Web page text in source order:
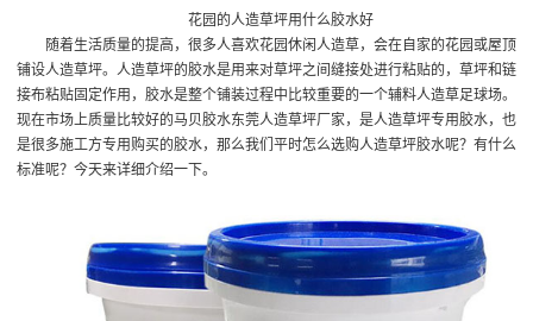
花园的人造草坪用什么胶水好
随着生活质量的提高，很多人喜欢花园休闲人造草，会在自家的花园或屋顶
铺设人造草坪。人造草坪的胶水是用来对草坪之间缝接处进行粘贴的，草坪和链
接布粘贴固定作用，胶水是整个铺装过程中比较重要的一个辅料人造草足球场。
现在市场上质量比较好的马贝胶水东莞人造草坪厂家 ，是人造草坪专用胶水，也
是很多施工方专用购买的胶水，那么我们平时怎么选购人造草坪胶水呢？有什么
标准呢？今天来详细介绍一下。